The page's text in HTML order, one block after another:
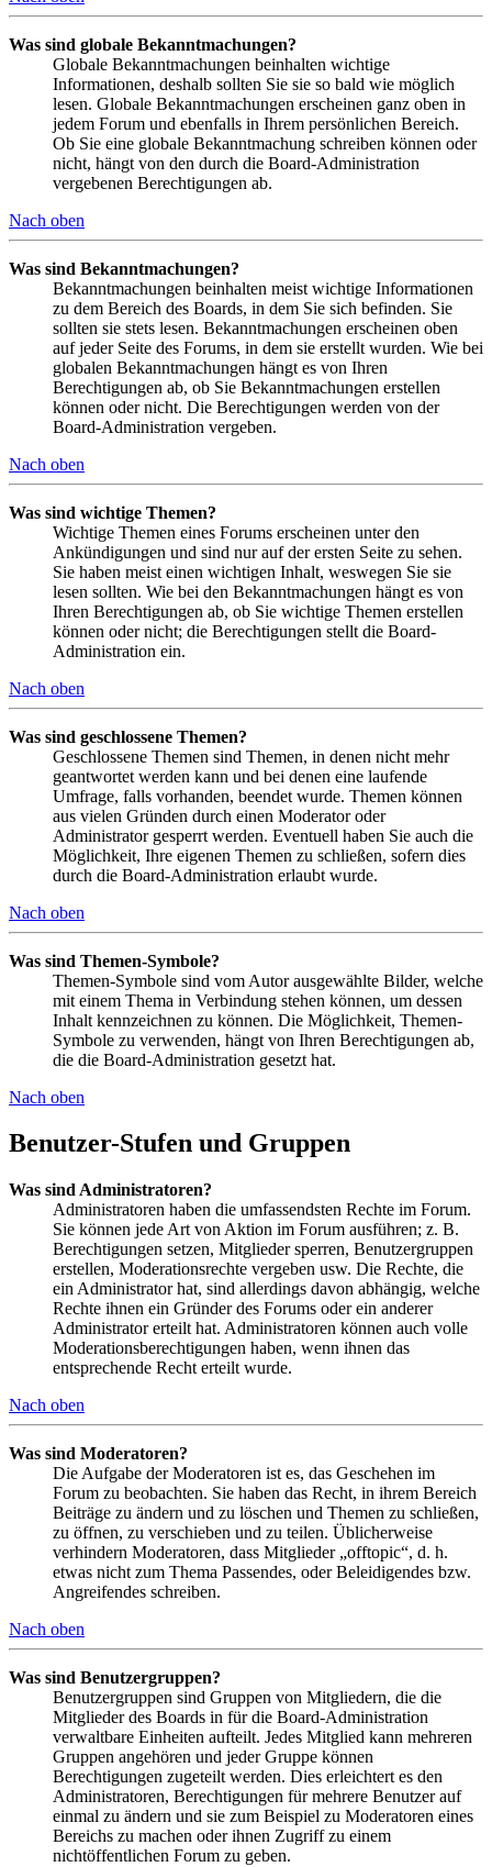
Was sind globale Bekanntmachungen?
Globale Bekanntmachungen beinhalten wichtige
Informationen, deshalb sollten Sie sie so bald wie möglich
lesen. Globale Bekanntmachungen erscheinen ganz oben in
jedem Forum und ebenfalls in Ihrem persönlichen Bereich.
Ob Sie eine globale Bekanntmachung schreiben können oder
nicht, hängt von den durch die Board-Administration
vergebenen Berechtigungen ab.
Nach oben
Was sind Bekanntmachungen?
Bekanntmachungen beinhalten meist wichtige Informationen
zu dem Bereich des Boards, in dem Sie sich befinden. Sie
sollten sie stets lesen. Bekanntmachungen erscheinen oben
auf jeder Seite des Forums, in dem sie erstellt wurden. Wie bei
globalen Bekanntmachungen hängt es von Ihren
Berechtigungen ab, ob Sie Bekanntmachungen erstellen
können oder nicht. Die Berechtigungen werden von der
Board-Administration vergeben.
Nach oben
Was sind wichtige Themen?
Wichtige Themen eines Forums erscheinen unter den
Ankündigungen und sind nur auf der ersten Seite zu sehen.
Sie haben meist einen wichtigen Inhalt, weswegen Sie sie
lesen sollten. Wie bei den Bekanntmachungen hängt es von
Ihren Berechtigungen ab, ob Sie wichtige Themen erstellen
können oder nicht; die Berechtigungen stellt die Board-
Administration ein.
Nach oben
Was sind geschlossene Themen?
Geschlossene Themen sind Themen, in denen nicht mehr
geantwortet werden kann und bei denen eine laufende
Umfrage, falls vorhanden, beendet wurde. Themen können
aus vielen Gründen durch einen Moderator oder
Administrator gesperrt werden. Eventuell haben Sie auch die
Möglichkeit, Ihre eigenen Themen zu schließen, sofern dies
durch die Board-Administration erlaubt wurde.
Nach oben
Was sind Themen-Symbole?
Themen-Symbole sind vom Autor ausgewählte Bilder, welche
mit einem Thema in Verbindung stehen können, um dessen
Inhalt kennzeichnen zu können. Die Möglichkeit, Themen-
Symbole zu verwenden, hängt von Ihren Berechtigungen ab,
die die Board-Administration gesetzt hat.
Nach oben
Benutzer-Stufen und Gruppen
Was sind Administratoren?
Administratoren haben die umfassendsten Rechte im Forum.
Sie können jede Art von Aktion im Forum ausführen; z. B.
Berechtigungen setzen, Mitglieder sperren, Benutzergruppen
erstellen, Moderationsrechte vergeben usw. Die Rechte, die
ein Administrator hat, sind allerdings davon abhängig, welche
Rechte ihnen ein Gründer des Forums oder ein anderer
Administrator erteilt hat. Administratoren können auch volle
Moderationsberechtigungen haben, wenn ihnen das
entsprechende Recht erteilt wurde.
Nach oben
Was sind Moderatoren?
Die Aufgabe der Moderatoren ist es, das Geschehen im
Forum zu beobachten. Sie haben das Recht, in ihrem Bereich
Beiträge zu ändern und zu löschen und Themen zu schließen,
zu öffnen, zu verschieben und zu teilen. Üblicherweise
verhindern Moderatoren, dass Mitglieder „offtopic“, d. h.
etwas nicht zum Thema Passendes, oder Beleidigendes bzw.
Angreifendes schreiben.
Nach oben
Was sind Benutzergruppen?
Benutzergruppen sind Gruppen von Mitgliedern, die die
Mitglieder des Boards in für die Board-Administration
verwaltbare Einheiten aufteilt. Jedes Mitglied kann mehreren
Gruppen angehören und jeder Gruppe können
Berechtigungen zugeteilt werden. Dies erleichtert es den
Administratoren, Berechtigungen für mehrere Benutzer auf
einmal zu ändern und sie zum Beispiel zu Moderatoren eines
Bereichs zu machen oder ihnen Zugriff zu einem
nichtöffentlichen Forum zu geben.